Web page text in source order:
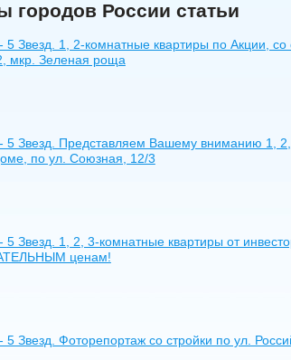
России статьи
Звезд. 1, 2-комнатные квартиры по Акции,
мкр. Зеленая роща
Звезд. Представляем Вашему вниманию 1,
по ул. Союзная, 12/3
Звезд. 1, 2, 3-комнатные квартиры от
ценам!
Звезд. Фоторепортаж со стройки по ул.